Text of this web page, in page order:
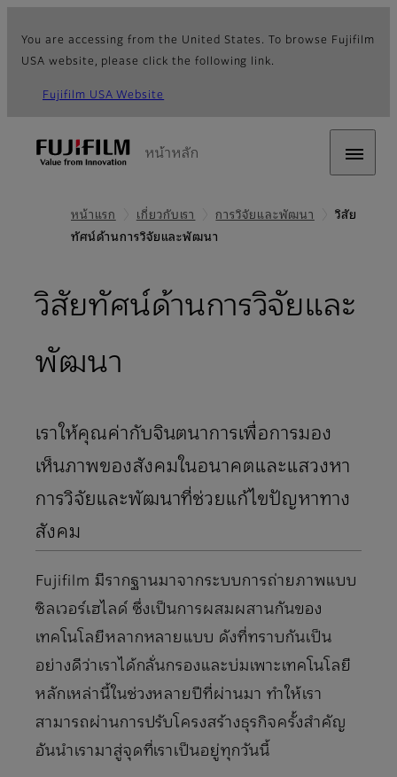
You are accessing from the United States. To browse Fujifilm
USA website, please click the following link.
Fujifilm USA Website
หน้าหลัก
หน้าแรก เกี่ยวกับเรา การวิจัยและพัฒนา
วิสัย
ทัศน์ด้านการวิจัยและพัฒนา
วิสัยทัศน์ด้านการวิจัยและ
พัฒนา
เราให้คุณค่ากับจินตนาการเพื่อการมอง
เห็นภาพของสังคมในอนาคตและแสวงหา
การวิจัยและพัฒนาที่ช่วยแก้ไขปัญหาทาง
สังคม
Fujifilm มีรากฐานมาจากระบบการถ่ายภาพแบบ
ซิลเวอร์เฮไลด์ ซึ่งเป็นการผสมผสานกันของ
เทคโนโลยีหลากหลายแบบ ดังที่ทราบกันเป็น
อย่างดีว่าเราได้กลั่นกรองและบ่มเพาะเทคโนโลยี
หลักเหล่านี้ในช่วงหลายปีที่ผ่านมา ทำให้เรา
สามารถผ่านการปรับโครงสร้างธุรกิจครั้งสําคัญ
อันนําเรามาสู่จุดที่เราเป็นอยู่ทุกวันนี้